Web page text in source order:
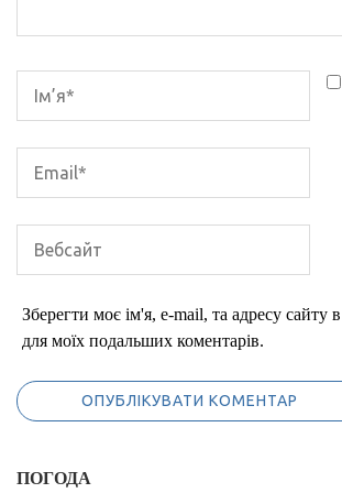
Зберегти моє ім'я, e-mail, та адресу сайту
для моїх подальших коментарів.
ПОГОДА